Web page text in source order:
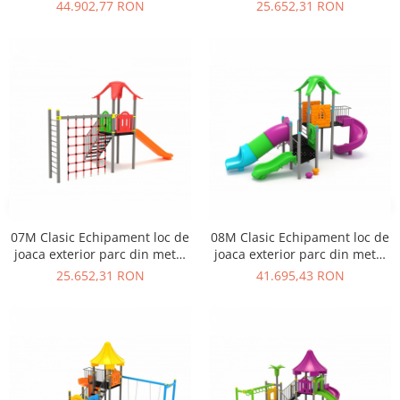
44.902,77 RON 25.652,31 RON
07M Clasic Echipament loc de
joaca exterior parc din metal
cu Scara Tobogan si
25.652,31 RON
08M Clasic Echipament loc de
joaca exterior parc din metal
cu 3 Tobogane si Cataratoare
41.695,43 RON